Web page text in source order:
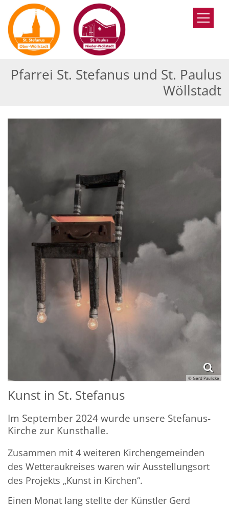
Zum Inhalt springen
Pfarrei St. Stefanus und St. Paulus
Wöllstadt
© Gerd Paulicke
Kunst in St. Stefanus
Im September 2024 wurde unsere Stefanus-
Kirche zur Kunsthalle.
Zusammen mit 4 weiteren Kirchengemeinden
des Wetteraukreises waren wir Ausstellungsort
des Projekts „Kunst in Kirchen“.
Einen Monat lang stellte der Künstler Gerd